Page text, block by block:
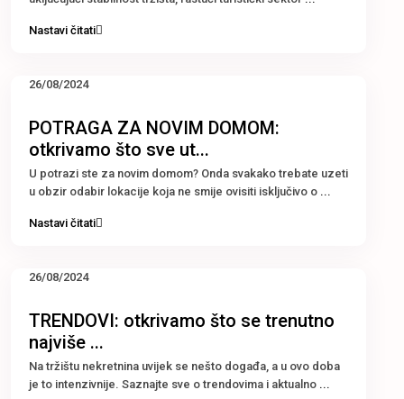
Nastavi čitati
POTRAGA ZA NOVIM DOMOM:
otkrivamo što sve ut...
26/08/2024
U potrazi ste za novim domom? Onda svakako trebate uzeti
u obzir odabir lokacije koja ne smije ovisiti isključivo o ...
Nastavi čitati
TRENDOVI: otkrivamo što se trenutno
najviše ...
26/08/2024
Na tržištu nekretnina uvijek se nešto događa, a u ovo doba
je to intenzivnije. Saznajte sve o trendovima i aktualno ...